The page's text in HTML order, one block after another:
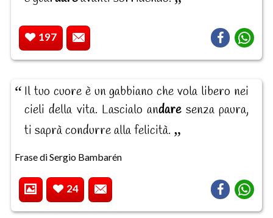
197
Il tuo cuore è un gabbiano che vola libero nei
cieli della vita. Lascialo andaresenza paura,
ti saprà condurre alla felicità.
Frase di Sergio Bambarén
24